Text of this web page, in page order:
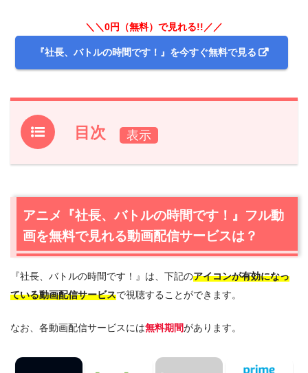
＼＼0円（無料）で見れる!!／／
『社長、バトルの時間です！』を今すぐ無料で見る
目次
1.アニメ『社長、バトルの時間です！』フル動画を無料で
NEXTが一番おすすめ
1.2アニメ『社長、バトルの時間です！』の無料視聴はフジ
テレビ公式のFODプレミアムもおすすめ
2. 『社長、バトルの時間です！』作品情報
2.1『社長、バトルの時間です！』あらすじ
『社長、バトルの時間です！』キャスト・登場人物
『社長、バトルの時間です！』を見たい人におすすめの
アニメ『社長、バトルの時間です！』フル動
画を無料で見れる動画配信サービスは？
『社長、バトルの時間です！』は、下記のアイコンが有効になっ
ている動画配信サービスで視聴することができます。
なお、各動画配信サービスには無料期間があります。